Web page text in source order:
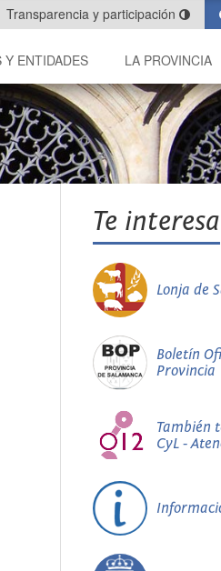
Transparencia y participación
Y ENTIDADES LA PROVINCIA
Te interesa
Lonja de
Boletín
Provincia
También
CyL -